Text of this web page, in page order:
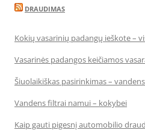
DRAUDIMAS
Kokių vasarinių padangų ieškote –
Vasarinės padangos keičiamos
Šiuolaikiškas pasirinkimas –
Vandens filtrai namui – kokybei
Kaip gauti pigesnį automobilio